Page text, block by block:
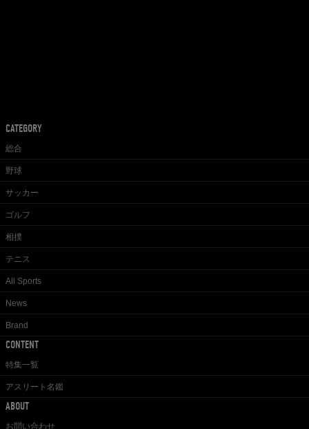
CATEGORY
総合
野球
サッカー
ゴルフ
相撲
テニス
All Sports
News
Brand
CONTENT
特集一覧
アスリート名鑑
ABOUT
お問い合わせ